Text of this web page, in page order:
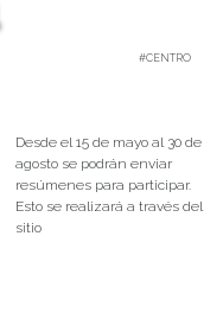
#CENTRO
Desde el 15 de mayo al 30 de
agosto se podrán enviar
resúmenes para participar.
Esto se realizará a través del
sitio